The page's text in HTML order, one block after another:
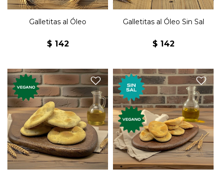
Galletitas al Óleo
$ 142
Galletitas al Óleo Sin Sal
$ 142
Galletas premium, veganas,
saladitas al óleo. Nuevos
sabores, elaboradas
artesanalmente.
Galletas premium, veganas,
al óleo sin sal. Nuevos
sabores, elaboradas
artesanalmente.